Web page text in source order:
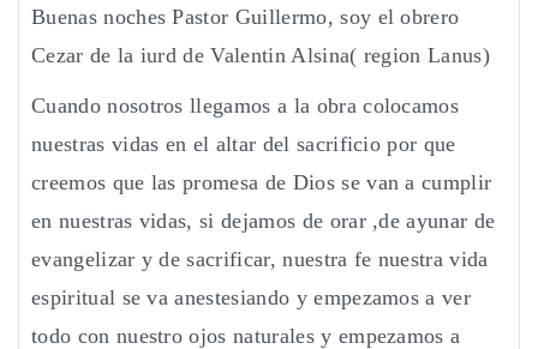
Buenas noches Pastor Guillermo, soy el obrero
Cezar de la iurd de Valentin Alsina( region Lanus)
Cuando nosotros llegamos a la obra colocamos
nuestras vidas en el altar del sacrificio por que
creemos que las promesa de Dios se van a cumplir
en nuestras vidas, si dejamos de orar ,de ayunar de
evangelizar y de sacrificar, nuestra fe nuestra vida
espiritual se va anestesiando y empezamos a ver
todo con nuestro ojos naturales y empezamos a